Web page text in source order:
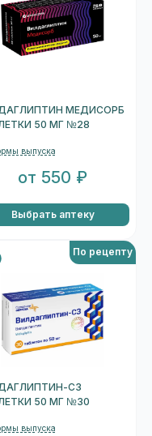
МЕДИСОРБ
50 МГ №28
выпуска
от 550 ₽
Выбрать аптеку
По рецепту
СЗ
50 МГ №30
выпуска